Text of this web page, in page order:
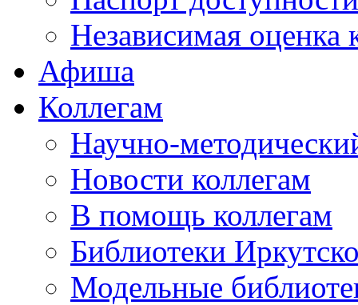
Независимая оценка
Афиша
Коллегам
Научно-
Новости коллегам
В помощь коллегам
Библиотеки
Модельные